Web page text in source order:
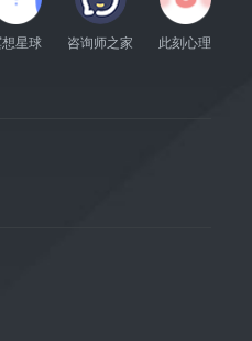
星球 咨询师之家 此刻心理